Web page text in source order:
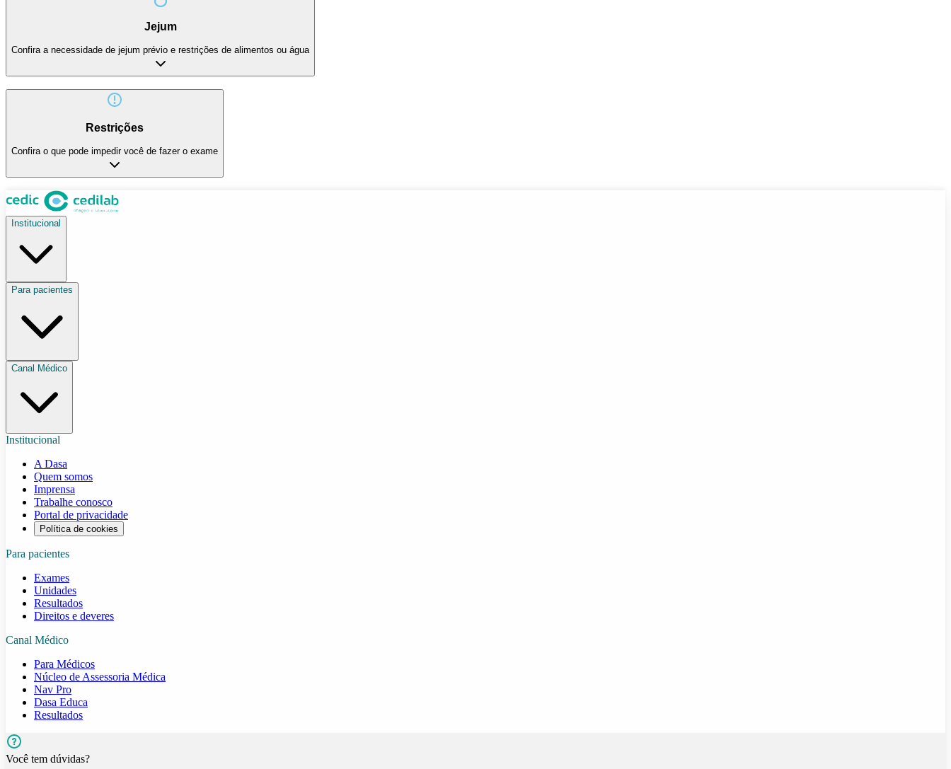
Jejum
Confira a necessidade de jejum prévio e restrições de alimentos ou água
Restrições
Confira o que pode impedir você de fazer o exame
Institucional
Para pacientes
Canal Médico
Institucional
A Dasa
Quem somos
Imprensa
Trabalhe conosco
Portal de privacidade
Política de cookies
Para pacientes
Exames
Unidades
Resultados
Direitos e deveres
Canal Médico
Para Médicos
Núcleo de Assessoria Médica
Nav Pro
Dasa Educa
Resultados
Você tem dúvidas?